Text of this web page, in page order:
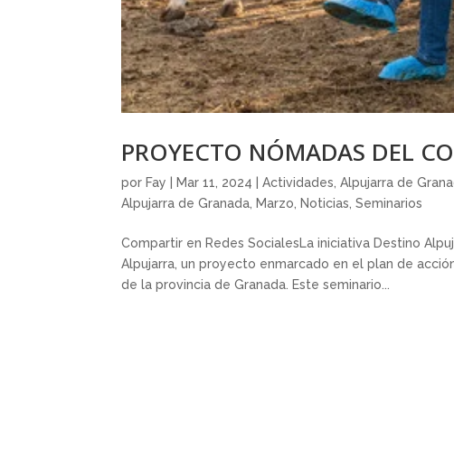
PROYECTO NÓMADAS DEL
por Fay Mar 11, 2024 |Actividades ,Alpujarra de
Alpujarra de Granada Marzo Noticias ,Seminarios
Compartir en Redes SocialesLa iniciativa Destino
Alpujarra, un proyecto enmarcado en el plan de
de la provincia de Granada. Este seminario...